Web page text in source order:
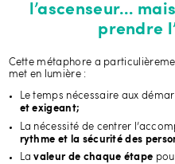
l’ascenseur…
prendre
Cette métaphore a
met en lumière :
Le temps nécessaire aux
et exigeant;
La nécessité de centrer
rythme et la sécurité des
Lavaleur de chaque étape